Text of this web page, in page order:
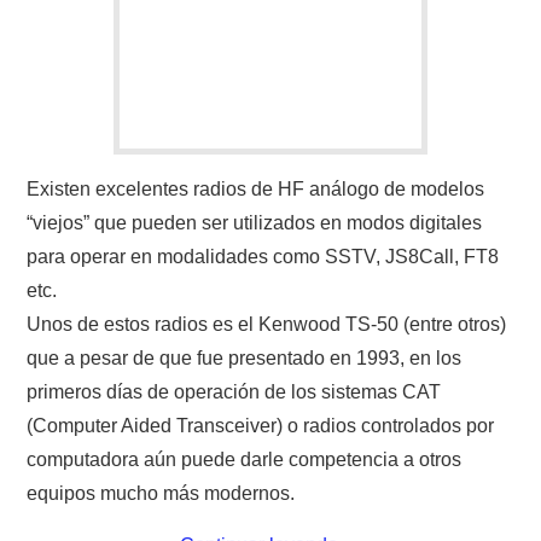
MIEMBROS ORIGINALES
MODOS DIGITALES
NUESTRAS ACTIVIDADES !
PATROCINADORES
PLAN DE BANDAS DE
Existen excelentes radios de HF análogo de modelos
“viejos” que pueden ser utilizados en modos digitales
para operar en modalidades como SSTV, JS8Call, FT8
etc.
Unos de estos radios es el Kenwood TS-50 (entre otros)
que a pesar de que fue presentado en 1993, en los
primeros días de operación de los sistemas CAT
(Computer Aided Transceiver) o radios controlados por
computadora aún puede darle competencia a otros
equipos mucho más modernos.